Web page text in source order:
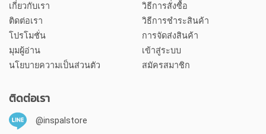
เกี่ยวกับเรา
ติดต่อเรา
โปรโมชั่น
มุมผู้อ่าน
นโยบายความเป็นส่วนตัว
วิธีการสั่งซื้อ
วิธีการชำระสินค้า
การจัดส่งสินค้า
เข้าสู่ระบบ
สมัครสมาชิก
ติดต่อเรา
@inspalstore